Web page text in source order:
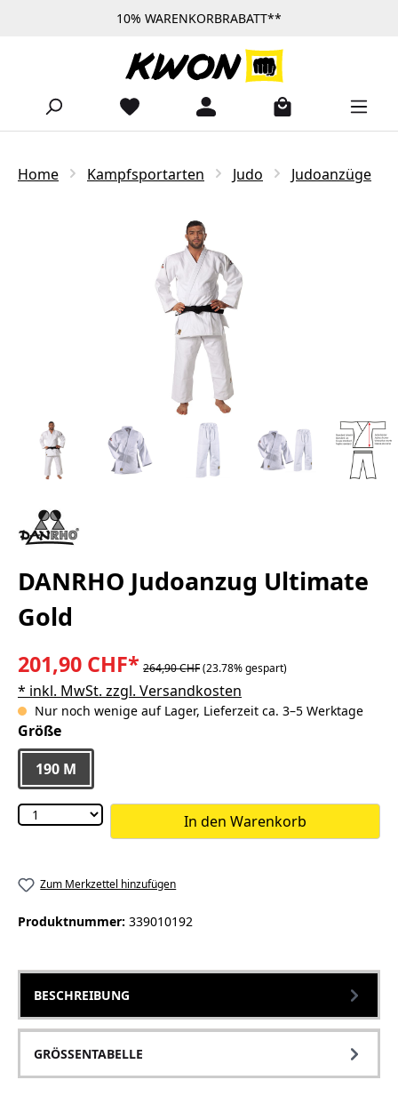
Zum Hauptinhalt springen10% WARENKORBRABATT**
Home Kampfsportarten Judo Judoanzüge
DANRHO Judoanzug Ultimate
Gold
201,90 CHF* 264,90 CHF(23.78% gespart)
* inkl. MwSt. zzgl. Versandkosten
Nur noch wenige auf Lager, Lieferzeit ca. 3–5 Werktage
Größeauswählen
190 M
In den Warenkorb
Zum Merkzettel hinzufügen
Produktnummer: 339010192
BESCHREIBUNG
GRÖSSENTABELLE